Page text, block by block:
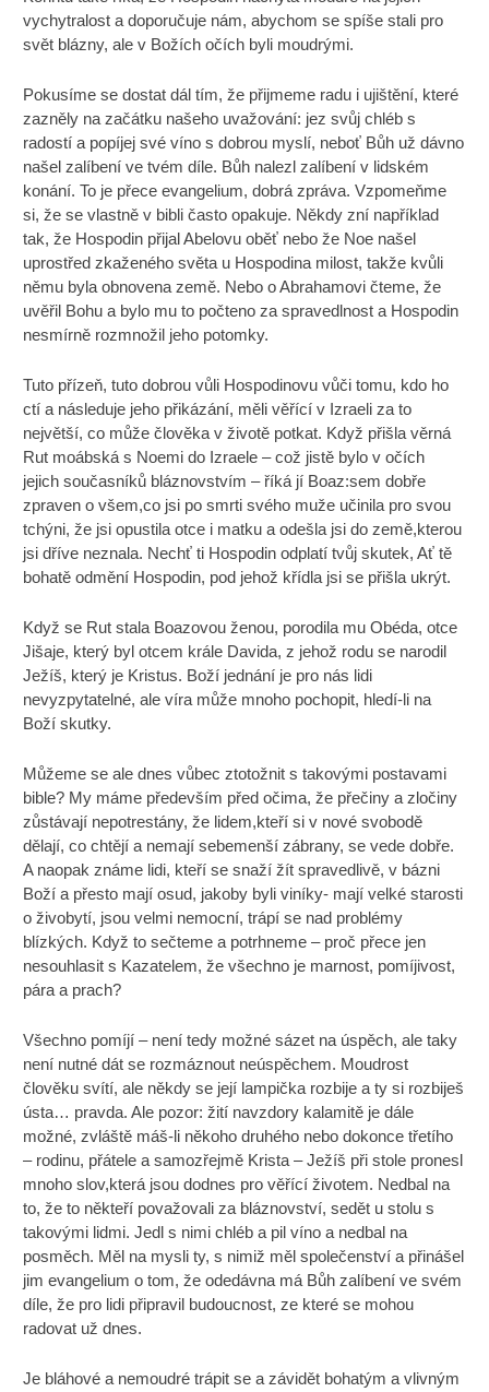
vychytralost a doporučuje nám, abychom se spíše stali pro
svět blázny, ale v Božích očích byli moudrými.
Pokusíme se dostat dál tím, že přijmeme radu i ujištění, které
zazněly na začátku našeho uvažování: jez svůj chléb s
radostí a popíjej své víno s dobrou myslí, neboť Bůh už dávno
našel zalíbení ve tvém díle. Bůh nalezl zalíbení v lidském
konání. To je přece evangelium, dobrá zpráva. Vzpomeňme
si, že se vlastně v bibli často opakuje. Někdy zní například
tak, že Hospodin přijal Abelovu oběť nebo že Noe našel
uprostřed zkaženého světa u Hospodina milost, takže kvůli
němu byla obnovena země. Nebo o Abrahamovi čteme, že
uvěřil Bohu a bylo mu to počteno za spravedlnost a Hospodin
nesmírně rozmnožil jeho potomky.
Tuto přízeň, tuto dobrou vůli Hospodinovu vůči tomu, kdo ho
ctí a následuje jeho přikázání, měli věřící v Izraeli za to
největší, co může člověka v životě potkat. Když přišla věrná
Rut moábská s Noemi do Izraele – což jistě bylo v očích
jejich současníků bláznovstvím – říká jí Boaz:sem dobře
zpraven o všem,co jsi po smrti svého muže učinila pro svou
tchýni, že jsi opustila otce i matku a odešla jsi do země,kterou
jsi dříve neznala. Nechť ti Hospodin odplatí tvůj skutek, Ať tě
bohatě odmění Hospodin, pod jehož křídla jsi se přišla ukrýt.
Když se Rut stala Boazovou ženou, porodila mu Obéda, otce
Jišaje, který byl otcem krále Davida, z jehož rodu se narodil
Ježíš, který je Kristus. Boží jednání je pro nás lidi
nevyzpytatelné, ale víra může mnoho pochopit, hledí-li na
Boží skutky.
Můžeme se ale dnes vůbec ztotožnit s takovými postavami
bible? My máme především před očima, že přečiny a zločiny
zůstávají nepotrestány, že lidem,kteří si v nové svobodě
dělají, co chtějí a nemají sebemenší zábrany, se vede dobře.
A naopak známe lidi, kteří se snaží žít spravedlivě, v bázni
Boží a přesto mají osud, jakoby byli viníky- mají velké starosti
o živobytí, jsou velmi nemocní, trápí se nad problémy
blízkých. Když to sečteme a potrhneme – proč přece jen
nesouhlasit s Kazatelem, že všechno je marnost, pomíjivost,
pára a prach?
Všechno pomíjí – není tedy možné sázet na úspěch, ale taky
není nutné dát se rozmáznout neúspěchem. Moudrost
člověku svítí, ale někdy se její lampička rozbije a ty si rozbiješ
ústa… pravda. Ale pozor: žití navzdory kalamitě je dále
možné, zvláště máš-li někoho druhého nebo dokonce třetího
– rodinu, přátele a samozřejmě Krista – Ježíš při stole pronesl
mnoho slov,která jsou dodnes pro věřící životem. Nedbal na
to, že to někteří považovali za bláznovství, sedět u stolu s
takovými lidmi. Jedl s nimi chléb a pil víno a nedbal na
posměch. Měl na mysli ty, s nimiž měl společenství a přinášel
jim evangelium o tom, že odedávna má Bůh zalíbení ve svém
díle, že pro lidi připravil budoucnost, ze které se mohou
radovat už dnes.
Je bláhové a nemoudré trápit se a závidět bohatým a vlivným